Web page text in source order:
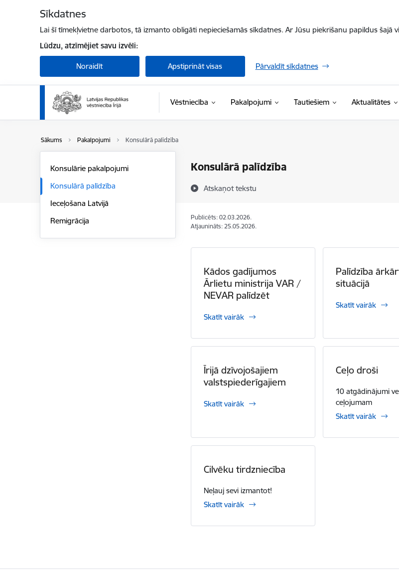
Sīkdatnes
Lai šī tīmekļvietne darbotos, tā izmanto obligāti nepieciešamās sīkdatnes. Ar Jūsu piekrišanu papildus
Lūdzu, atzīmējiet savu izvēli:
Noraidīt Apstiprināt visas Pārvaldīt sīkdatnes
Vēstniecība Pakalpojumi Tautiešiem Aktualitātes
Sākums Pakalpojumi Konsulārā palīdzība
Konsulārā palīdzība
Atskaņot tekstu
Konsulārie pakalpojumi
Konsulārā palīdzība
Ieceļošana Latvijā
Remigrācija
Publicēts: 02.03.2026.
Atjaunināts: 25.05.2026.
Kādos gadījumos
Ārlietu ministrija VAR /
NEVAR palīdzēt
Skatīt vairāk
Palīdzība
situācijā
Skatīt vairāk
Īrijā dzīvojošajiem
valstspiederīgajiem
Skatīt vairāk
Ceļo droši
10 atgādinājumi
ceļojumam
Skatīt vairāk
Cilvēku tirdzniecība
Neļauj sevi izmantot!
Skatīt vairāk